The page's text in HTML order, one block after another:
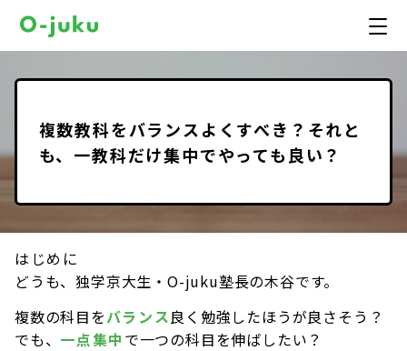
複数教科をバランスよくすべき？それと
も、一教科だけ集中でやっても良い？
はじめに
どうも、独学京大生・O-juku塾長の木谷です。
複数の科目をバランス良く勉強したほうが良さそう？
でも、 一点集中 で一つの科目を伸ばしたい？